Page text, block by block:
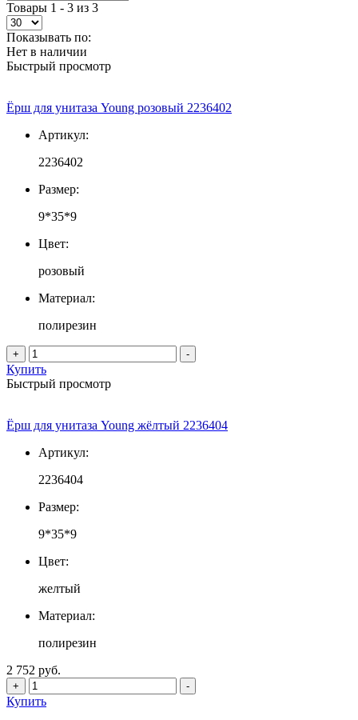
Товары 1 - 3 из 3
Показывать по:
Нет в наличии
Быстрый просмотр
Ёрш для унитаза Young розовый 2236402
Артикул:
2236402
Размер:
9*35*9
Цвет:
розовый
Материал:
полирезин
+ -
Купить
Быстрый просмотр
Ёрш для унитаза Young жёлтый 2236404
Артикул:
2236404
Размер:
9*35*9
Цвет:
желтый
Материал:
полирезин
2 752 руб.
+ -
Купить